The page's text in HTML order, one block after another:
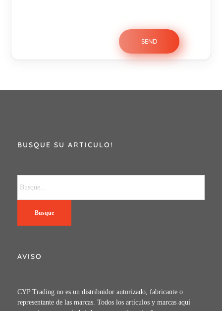
BUSQUE SU ARTICULO!
Busque
AVISO
CYP Trading no es un distribuidor autorizado, fabricante o
representante de las marcas. Todos los artículos y marcas aquí